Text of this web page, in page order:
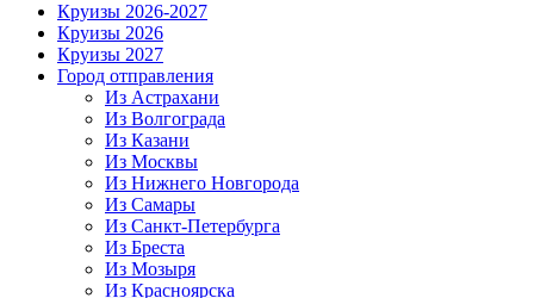
Круизы 2026-2027
Круизы 2026
Круизы 2027
Город отправления
Из Астрахани
Из Волгограда
Из Казани
Из Москвы
Из Нижнего Новгорода
Из Самары
Из Санкт-Петербурга
Из Бреста
Из Мозыря
Из Красноярска